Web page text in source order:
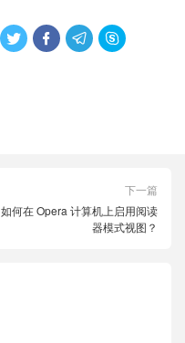
   
下一篇
如何在 Opera 计算机上启用阅读
器模式视图？